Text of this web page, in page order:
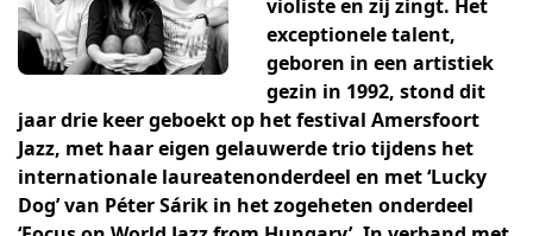
violiste en zij zingt. Het
exceptionele talent,
geboren in een artistiek
gezin in 1992, stond dit
jaar drie keer geboekt op het festival Amersfoort
Jazz, met haar eigen gelauwerde trio tijdens het
internationale laureatenonderdeel en met ‘Lucky
Dog’ van Péter Sárik in het zogeheten onderdeel